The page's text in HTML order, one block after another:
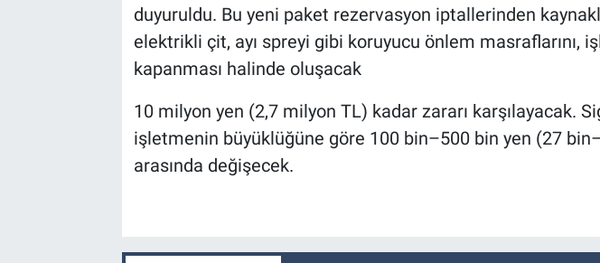
duyuruldu. Bu yeni paket rezervasyon iptallerinden
elektrikli çit, ayı spreyi gibi koruyucu önlem masraflarını,
kapanması halinde oluşacak
10 milyon yen (2,7 milyon TL) kadar zararı karşılayacak.
işletmenin büyüklüğüne göre 100 bin–500 bin yen (27
arasında değişecek.